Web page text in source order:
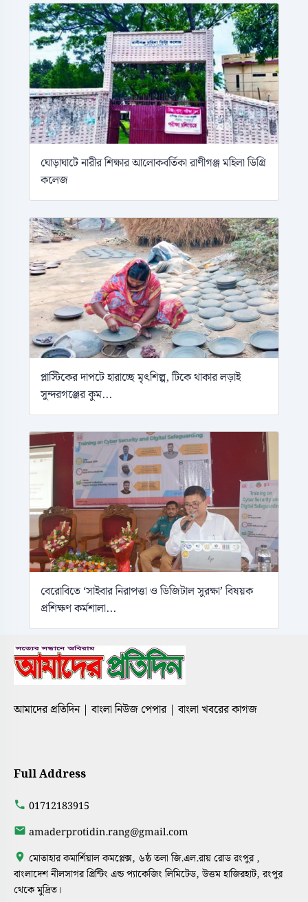
ঘোড়াঘাটে নারীর শিক্ষার আলোকবর্তিকা রাণীগঞ্জ মহিলা ডিগ্রি
কলেজ
প্লাস্টিকের দাপটে হারাচ্ছে মৃৎশিল্প, টিকে থাকার লড়াই
সুন্দরগঞ্জের কুম...
বেরোবিতে ‘সাইবার নিরাপত্তা ও ডিজিটাল সুরক্ষা’ বিষয়ক
প্রশিক্ষণ কর্মশালা...
আমাদের প্রতিদিন | বাংলা নিউজ পেপার | বাংলা খবরের কাগজ
Full Address
01712183915
amaderprotidin.rang@gmail.com
মোতাহার কমার্শিয়াল কমপ্লেক্স, ৬ষ্ঠ তলা জি.এল.রায় রোড রংপুর ,
বাংলাদেশ নীলসাগর প্রিন্টিং এন্ড প্যাকেজিং লিমিটেড, উত্তম হাজিরহাট, রংপুর
থেকে মুদ্রিত।